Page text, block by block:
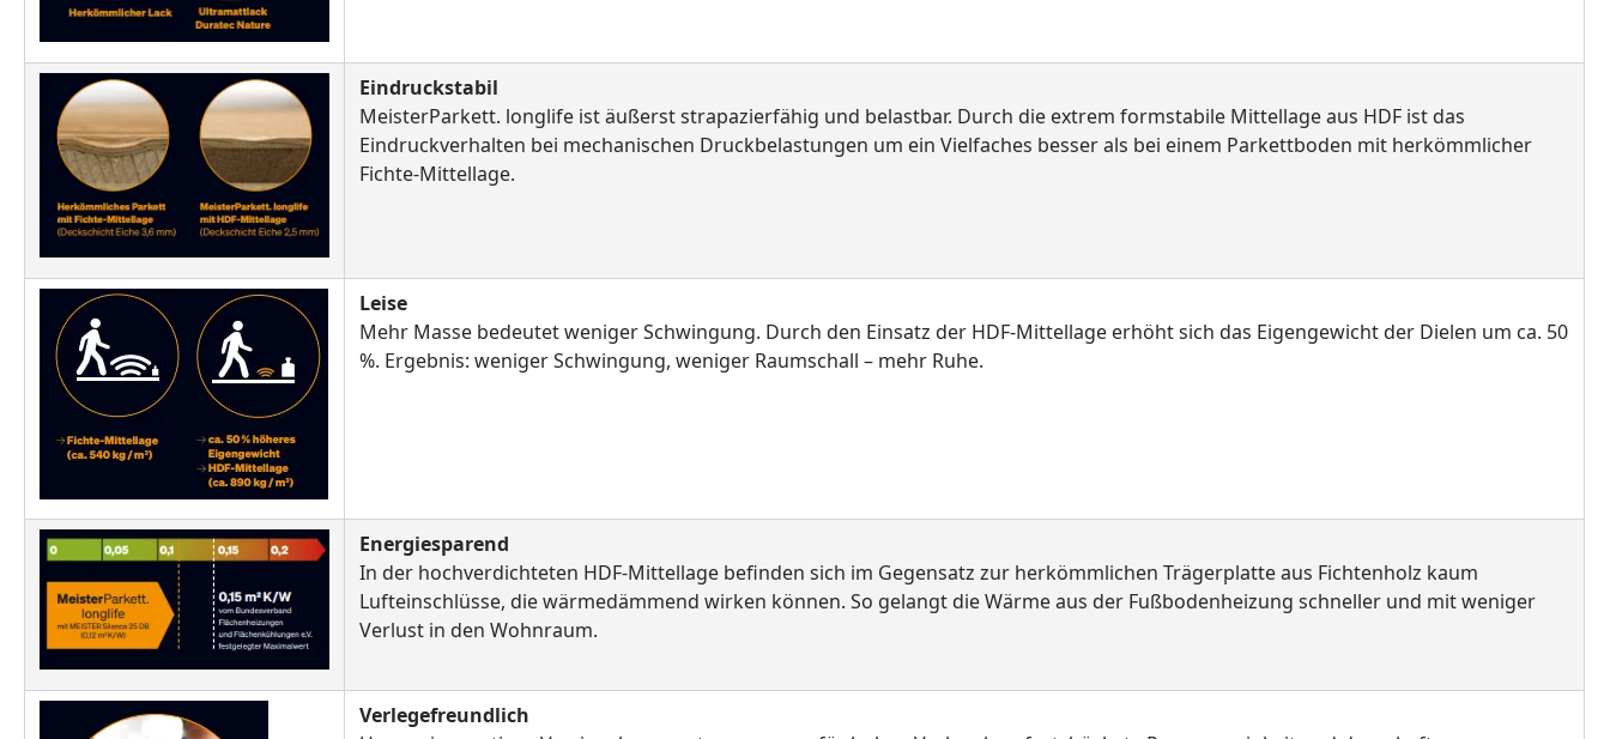
Eindruckstabil
MeisterParkett. longlife ist äußerst strapazierfähig und belastbar. Durch die extrem formstabile Mittellage aus HDF ist das
Eindruckverhalten bei mechanischen Druckbelastungen um ein Vielfaches besser als bei einem Parkettboden mit herkömmlicher
Fichte-Mittellage.
Leise
Mehr Masse bedeutet weniger Schwingung. Durch den Einsatz der HDF-Mittellage erhöht sich das Eigengewicht der Dielen um ca. 50
%. Ergebnis: weniger Schwingung, weniger Raumschall – mehr Ruhe.
Energiesparend
In der hochverdichteten HDF-Mittellage befinden sich im Gegensatz zur herkömmlichen Trägerplatte aus Fichtenholz kaum
Lufteinschlüsse, die wärmedämmend wirken können. So gelangt die Wärme aus der Fußbodenheizung schneller und mit weniger
Verlust in den Wohnraum.
Verlegefreundlich